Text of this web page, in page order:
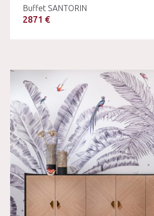
Buffet SANTORIN
2871 €